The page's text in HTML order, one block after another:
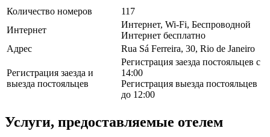
Количество номеров
117
Интернет
Интернет, Wi-Fi, Беспроводной
Интернет бесплатно
Адрес
Rua Sá Ferreira, 30, Rio de Janeiro
Регистрация заезда и
выезда постояльцев
Регистрация заезда постояльцев с
14:00
Регистрация выезда постояльцев
до 12:00
Услуги, предоставляемые отелем